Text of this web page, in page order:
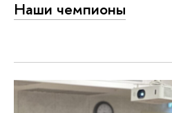
Наши чемпионы